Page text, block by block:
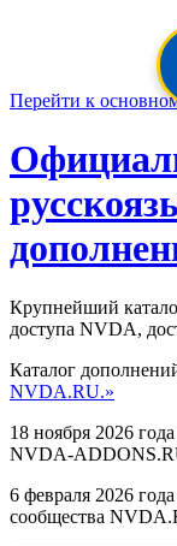
Перейти к
Крупнейший
доступа NVDA,
Каталог
NVDA.RU.»
18 ноября 2026
NVDA-
6 февраля 2026
сообщества